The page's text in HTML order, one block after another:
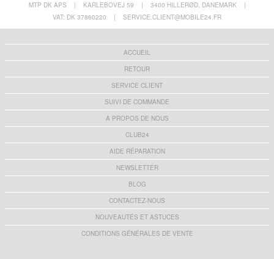
MTP DK APS | KARLEBOVEJ 59 | 3400 HILLERØD, DANEMARK
|
VAT: DK 37860220
| SERVICE.CLIENT@MOBILE24.FR
ACCUEIL
RETOUR
SERVICE CLIENT
SUIVI DE COMMANDE
A PROPOS DE NOUS
CLUB24
AIDE RÉPARATION
NEWSLETTER
BLOG
CONTACTEZ-NOUS
NOUVEAUTÉS ET ASTUCES
CONDITIONS GÉNÉRALES DE VENTE